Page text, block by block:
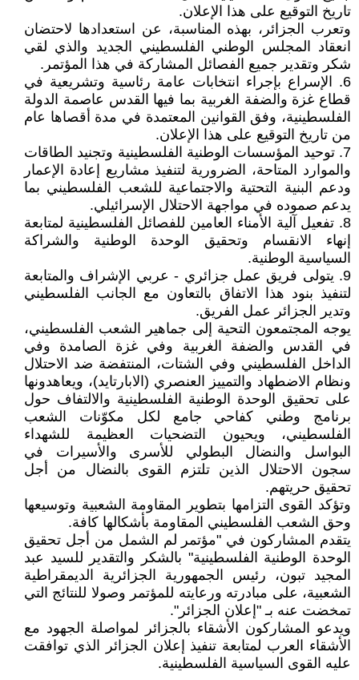
تاريخ التوقيع على هذا الإعلان.
وتعرب الجزائر، بهذه المناسبة، عن استعدادها لاحتضان
انعقاد المجلس الوطني الفلسطيني الجديد والذي لقي
شكر وتقدير جميع الفصائل المشاركة في هذا المؤتمر.
6. الإسراع بإجراء انتخابات عامة رئاسية وتشريعية في
قطاع غزة والضفة الغربية بما فيها القدس عاصمة الدولة
الفلسطينية، وفق القوانين المعتمدة في مدة أقصاها عام
من تاريخ التوقيع على هذا الإعلان.
7. توحيد المؤسسات الوطنية الفلسطينية وتجنيد الطاقات
والموارد المتاحة، الضرورية لتنفيذ مشاريع إعادة الإعمار
ودعم البنية التحتية والاجتماعية للشعب الفلسطيني بما
يدعم صموده في مواجهة الاحتلال الإسرائيلي.
8. تفعيل آلية الأمناء العامين للفصائل الفلسطينية لمتابعة
إنهاء الانقسام وتحقيق الوحدة الوطنية والشراكة
السياسية الوطنية.
9. يتولى فريق عمل جزائري - عربي الإشراف والمتابعة
لتنفيذ بنود هذا الاتفاق بالتعاون مع الجانب الفلسطيني
وتدير الجزائر عمل الفريق.
يوجه المجتمعون التحية إلى جماهير الشعب الفلسطيني،
في القدس والضفة الغربية وفي غزة الصامدة وفي
الداخل الفلسطيني وفي الشتات، المنتفضة ضد الاحتلال
ونظام الاضطهاد والتمييز العنصري (الابارتايد)، ويعاهدونها
على تحقيق الوحدة الوطنية الفلسطينية والالتفاف حول
برنامج وطني كفاحي جامع لكل مكوّنات الشعب
الفلسطيني، ويحيون التضحيات العظيمة للشهداء
البواسل والنضال البطولي للأسرى والأسيرات في
سجون الاحتلال الذين تلتزم القوى بالنضال من أجل
تحقيق حريتهم.
وتؤكد القوى التزامها بتطوير المقاومة الشعبية وتوسيعها
وحق الشعب الفلسطيني المقاومة بأشكالها كافة.
يتقدم المشاركون في "مؤتمر لم الشمل من أجل تحقيق
الوحدة الوطنية الفلسطينية" بالشكر والتقدير للسيد عبد
المجيد تبون، رئيس الجمهورية الجزائرية الديمقراطية
الشعبية، على مبادرته ورعايته للمؤتمر وصولا للنتائج التي
تمخضت عنه بـ "إعلان الجزائر".
ويدعو المشاركون الأشقاء بالجزائر لمواصلة الجهود مع
الأشقاء العرب لمتابعة تنفيذ إعلان الجزائر الذي توافقت
عليه القوى السياسية الفلسطينية.